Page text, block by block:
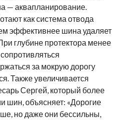
— аквапланирование.
как система отвода
эффективнее шина удаляет
глубине протектора менее
за мокрую дорогу
Также увеличивается
Сергей, который более
шин, объясняет: «Дорогие
но даже они бессильны,